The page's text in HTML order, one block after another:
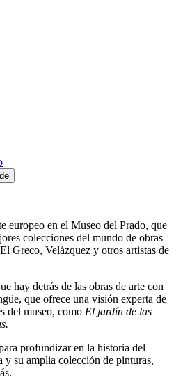
europeo en el Museo del Prado, que
colecciones del mundo de obras
Greco, Velázquez y otros artistas de
hay detrás de las obras de arte con
que ofrece una visión experta de
del museo, como El jardín de las
profundizar en la historia del
y su amplia colección de pinturas,